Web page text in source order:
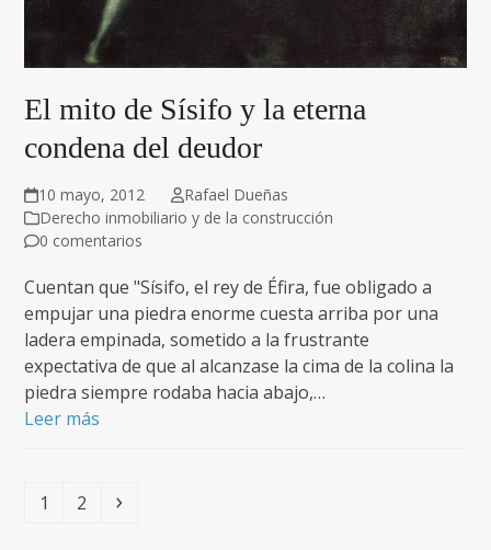
El mito de Sísifo y la eterna
condena del deudor
10 mayo, 2012
Rafael Dueñas
Derecho inmobiliario y de la construcción
0 comentarios
Cuentan que "Sísifo, el rey de Éfira, fue obligado a
empujar una piedra enorme cuesta arriba por una
ladera empinada, sometido a la frustrante
expectativa de que al alcanzase la cima de la colina la
piedra siempre rodaba hacia abajo,…
Leer más
Page
1 Page
2